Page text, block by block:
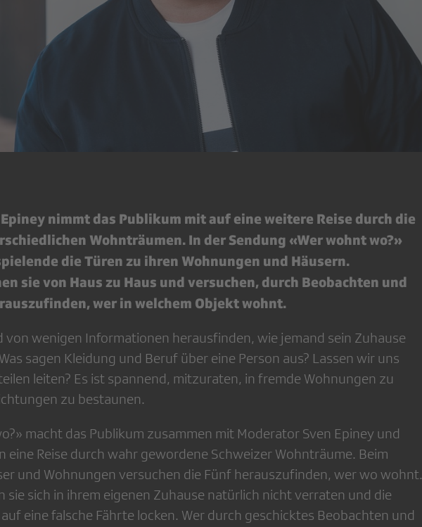
nimmt das Publikum mit auf eine weitere Reise durch die
Wohnträumen. In der Sendung «Wer wohnt wo?»
die Türen zu ihren Wohnungen und Häusern.
sie von Haus zu Haus und versuchen, durch Beobachten und
wer in welchem Objekt wohnt.
von wenigen Informationen herausfinden, wie jemand sein Zuhause
sagen Kleidung und Beruf über eine Person aus? Lassen wir uns
leiten? Es ist spannend, mitzuraten, in fremde Wohnungen zu
zu bestaunen.
macht das Publikum zusammen mit Moderator Sven Epiney und
eine Reise durch wahr gewordene Schweizer Wohnträume. Beim
und Wohnungen versuchen die Fünf herauszufinden, wer wo wohnt.
sie sich in ihrem eigenen Zuhause natürlich nicht verraten und die
eine falsche Fährte locken. Wer durch geschicktes Beobachten und